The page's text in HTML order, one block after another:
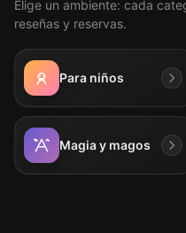
Elige un ambiente: cada
reseñas y reservas.
Para niños
Magia y magos